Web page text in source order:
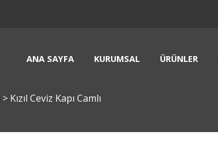
ANA SAYFA KURUMSAL ÜRÜNLER
> Kızıl Ceviz Kapı Camlı